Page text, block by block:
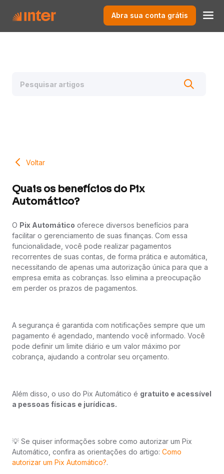
Abra sua conta grátis
Voltar
Quais os benefícios do Pix
Automático?
O Pix Automático oferece diversos benefícios para
facilitar o gerenciamento de suas finanças. Com essa
funcionalidade, você pode realizar pagamentos
recorrentes de suas contas, de forma prática e automática,
necessitando de apenas uma autorização única para que a
empresa emita as cobranças. Isso elimina a preocupação
em perder os prazos de pagamentos.
A segurança é garantida com notificações sempre que um
pagamento é agendado, mantendo você informado. Você
pode definir um limite diário e um valor máximo por
cobrança, ajudando a controlar seu orçamento.
Além disso, o uso do Pix Automático é gratuito e acessível
a pessoas físicas e jurídicas.
💡 Se quiser informações sobre como autorizar um Pix
Automático, confira as orientações do artigo: Como
autorizar um Pix Automático?.